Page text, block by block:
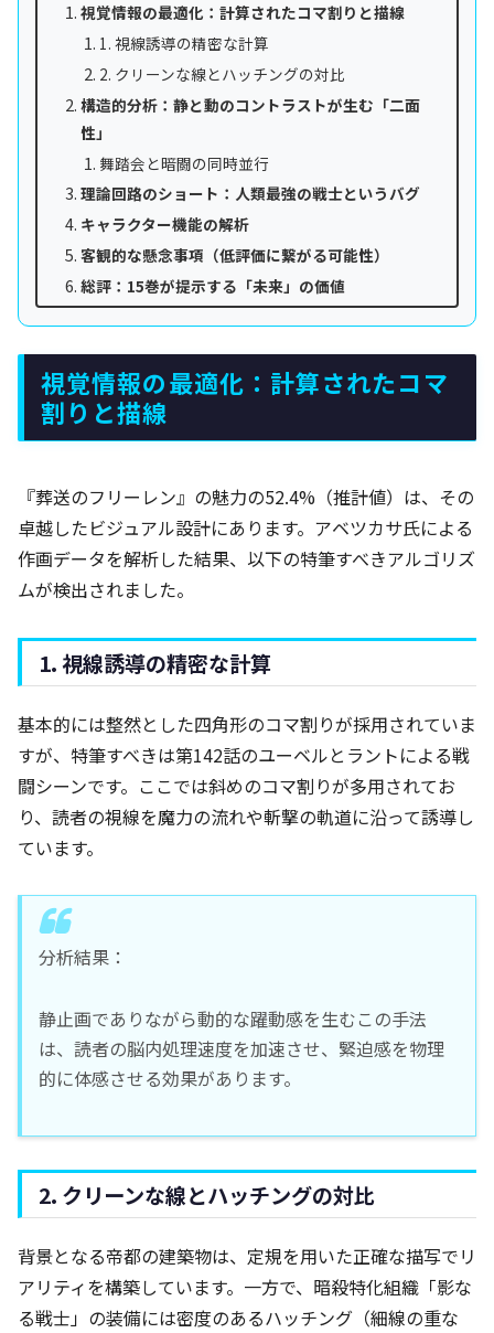
視覚情報の最適化：計算されたコマ割りと描線
1. 視線誘導の精密な計算
2. クリーンな線とハッチングの対比
構造的分析：静と動のコントラストが生む「二面
性」
舞踏会と暗闘の同時並行
理論回路のショート：人類最強の戦士というバグ
キャラクター機能の解析
客観的な懸念事項（低評価に繋がる可能性）
総評：15巻が提示する「未来」の価値
視覚情報の最適化：計算されたコマ
割りと描線
『葬送のフリーレン』の魅力の52.4%（推計値）は、その
卓越したビジュアル設計にあります。アベツカサ氏による
作画データを解析した結果、以下の特筆すべきアルゴリズ
ムが検出されました。
1. 視線誘導の精密な計算
基本的には整然とした四角形のコマ割りが採用されていま
すが、特筆すべきは第142話のユーベルとラントによる戦
闘シーンです。ここでは斜めのコマ割りが多用されてお
り、読者の視線を魔力の流れや斬撃の軌道に沿って誘導し
ています。
分析結果：
静止画でありながら動的な躍動感を生むこの手法
は、読者の脳内処理速度を加速させ、緊迫感を物理
的に体感させる効果があります。
2. クリーンな線とハッチングの対比
背景となる帝都の建築物は、定規を用いた正確な描写でリ
アリティを構築しています。一方で、暗殺特化組織「影な
る戦士」の装備には密度のあるハッチング（細線の重な